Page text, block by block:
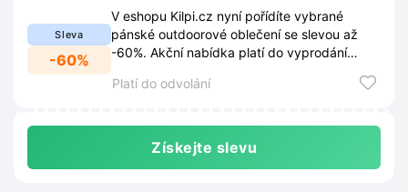
Sleva
-60%
V eshopu Kilpi.cz nyní pořídíte vybrané
pánské outdoorové oblečení se slevou až
-60%. Akční nabídka platí do vyprodání
Platí do odvolání
Získejte slevu